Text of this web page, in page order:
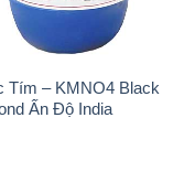
Tím – KMNO4 Black
Ấn Độ India